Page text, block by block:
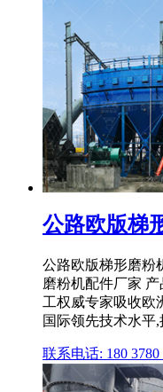
公路欧版梯
公路欧版梯形磨粉
磨粉机配件厂家
工权威专家吸收欧
国际领先技术水平,
联系电话: 180 3780